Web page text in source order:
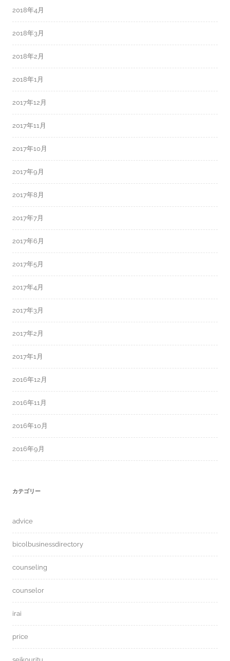
2018年4月
2018年3月
2018年2月
2018年1月
2017年12月
2017年11月
2017年10月
2017年9月
2017年8月
2017年7月
2017年6月
2017年5月
2017年4月
2017年3月
2017年2月
2017年1月
2016年12月
2016年11月
2016年10月
2016年9月
カテゴリー
advice
bicolbusinessdirectory
counseling
counselor
irai
price